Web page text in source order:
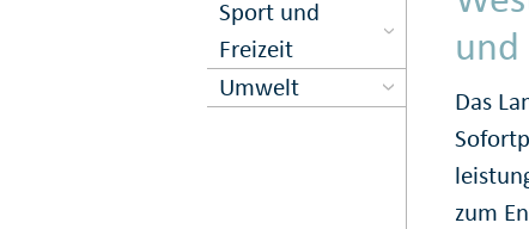
Sport und
Freizeit
Umwelt
und
Das
zum